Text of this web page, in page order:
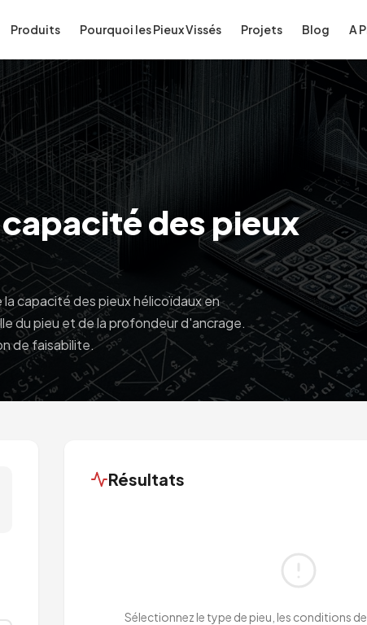
Produits Pourquoi les Pieux Vissés Projets Blog A
des pieux
capacité des pieux hélicoïdaux en
du pieu et de la profondeur d'ancrage.
de faisabilite.
Résultats
Sélectionnez le type de pieu, les conditions